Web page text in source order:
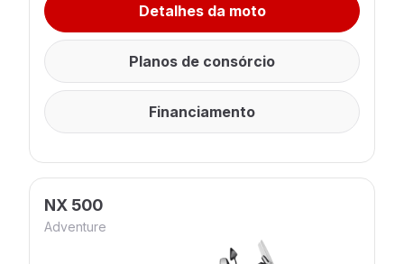
Detalhes da moto
Planos de consórcio
Financiamento
NX 500
Adventure